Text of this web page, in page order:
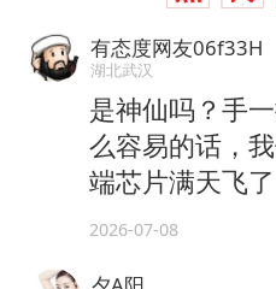
有态度网友06f33H
湖北武汉
是神仙吗？手
么容易的话，
端芯片满天飞了
2026-07-08